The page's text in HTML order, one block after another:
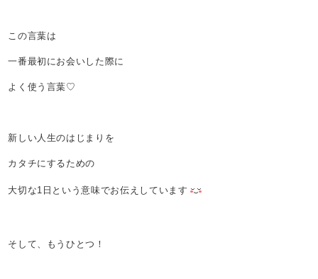
この言葉は
一番最初にお会いした際に
よく使う言葉♡
新しい人生のはじまりを
カタチにするための
大切な1日という意味でお伝えしています
そして、もうひとつ！